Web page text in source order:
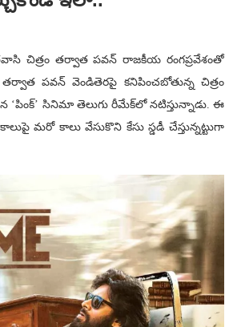
చిత్రం తర్వాత పవన్‌ రాజకీయ రంగప్రవేశంతో
పవన్ వెండితెరపై కనిపించబోతున్న చిత్రం
సినిమా తెలుగు రీమేక్‌లో నటిస్తున్నాడు. ఈ
మరో కాలు వేసుకొని కేసు స్డడీ చేస్తున్నట్టుగా